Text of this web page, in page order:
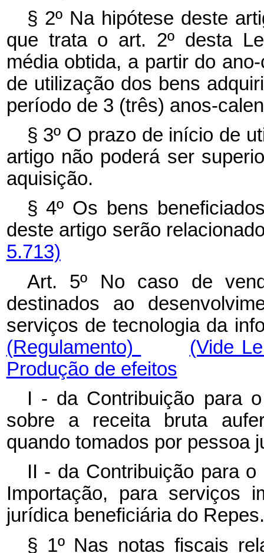
§ 2º Na hipótese deste
que trata o art. 2º desta
média obtida, a partir do
de utilização dos bens
período de 3 (três) anos-
§ 3º O prazo de início de
artigo não poderá ser
aquisição.
§ 4º Os bens
deste artigo serão
5.713)
Art. 5º No caso de
destinados ao
serviços de tecnologia da
(Regulamento)
(Vide
Produção de efeitos
I - da Contribuição para
sobre a receita bruta
quando tomados por pessoa
II - da Contribuição para
Importação, para serviços
jurídica beneficiária do Repes.
§ 1º Nas notas fiscais